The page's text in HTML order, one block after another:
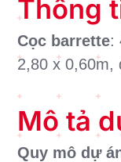
Thông
Cọc barrette:
2,80 x 0,60m,
Mô tả
Quy mô dự